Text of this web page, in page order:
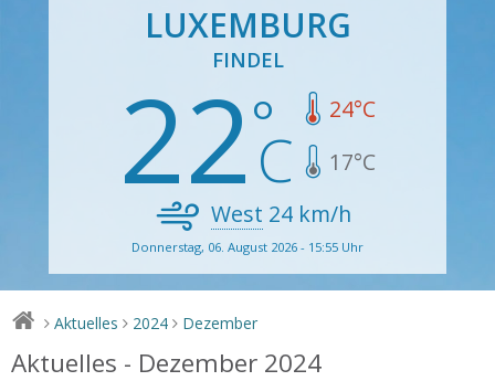
LUXEMBURG
FINDEL
22 24°C
17°C
West 24 km/h
Donnerstag, 06. August 2026 - 15:55 Uhr
> Aktuelles > 2024 > Dezember
Aktuelles - Dezember 2024